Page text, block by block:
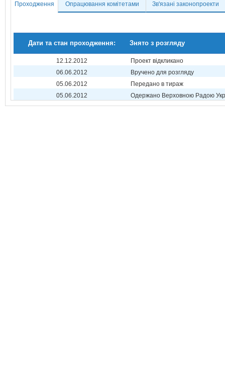
Проходження Опрацювання комітетами Зв'язані законопроекти
Дати та стан проходження: Знято з розгляду
12.12.2012
Проект відкликано
06.06.2012
Вручено для розгляду
05.06.2012
Передано в тираж
05.06.2012
Одержано Верховною Радою